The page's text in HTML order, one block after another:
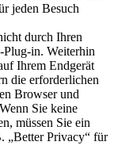
jeden Besuch
durch Ihren
Plug-in. Weiterhin
Ihrem Endgerät
die erforderlichen
Browser und
Sie keine
müssen Sie ein
„Better Privacy“ für